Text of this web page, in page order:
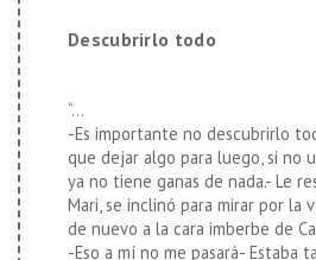
Descubrirlo todo
“…
-Es importante no descubrirlo
que dejar algo para luego, si no
ya no tiene ganas de nada.- Le
Mari, se inclinó para mirar por la
de nuevo a la cara imberbe de
-Eso a mí no me pasará- Estaba